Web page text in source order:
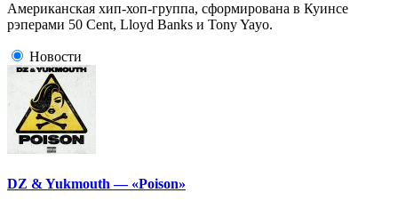
Американская хип-хоп-группа, сформирована в Куинсе
рэперами 50 Cent, Lloyd Banks и Tony Yayo.
Новости
DZ & Yukmouth — «Poison»